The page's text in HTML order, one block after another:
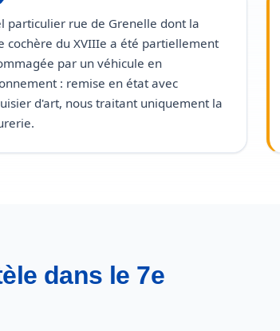
particulier rue de Grenelle dont la
cochère du XVIIIe a été partiellement
par un véhicule en
: remise en état avec
d'art, nous traitant uniquement la
dans le 7e